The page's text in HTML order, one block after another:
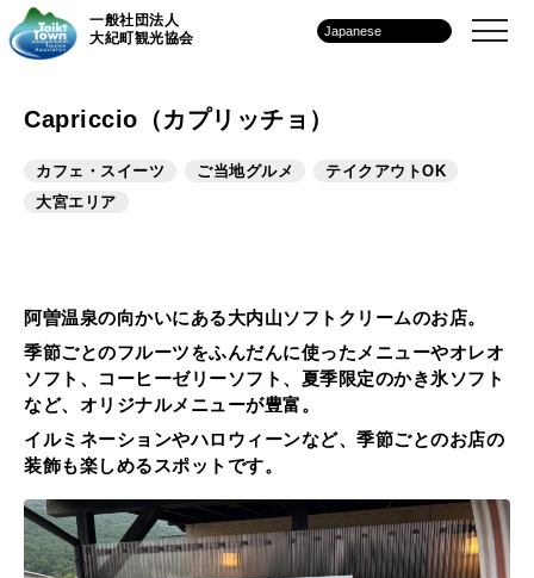
一般社団法人
大紀町観光協会
Capriccio（カプリッチョ）
カフェ・スイーツ ご当地グルメ
テイクアウトOK
大宮エリア
阿曽温泉の向かいにある大内山ソフトクリームのお店。
季節ごとのフルーツをふんだんに使ったメニューやオレオ
ソフト、コーヒーゼリーソフト、夏季限定のかき氷ソフト
など、オリジナルメニューが豊富。
イルミネーションやハロウィーンなど、季節ごとのお店の
装飾も楽しめるスポットです。